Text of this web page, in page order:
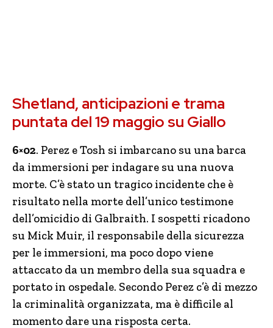
Shetland, anticipazioni e trama
puntata del 19 maggio su Giallo
6×02. Perez e Tosh si imbarcano su una barca
da immersioni per indagare su una nuova
morte. C’è stato un tragico incidente che è
risultato nella morte dell’unico testimone
dell’omicidio di Galbraith. I sospetti ricadono
su Mick Muir, il responsabile della sicurezza
per le immersioni, ma poco dopo viene
attaccato da un membro della sua squadra e
portato in ospedale. Secondo Perez c’è di mezzo
la criminalità organizzata, ma è difficile al
momento dare una risposta certa.